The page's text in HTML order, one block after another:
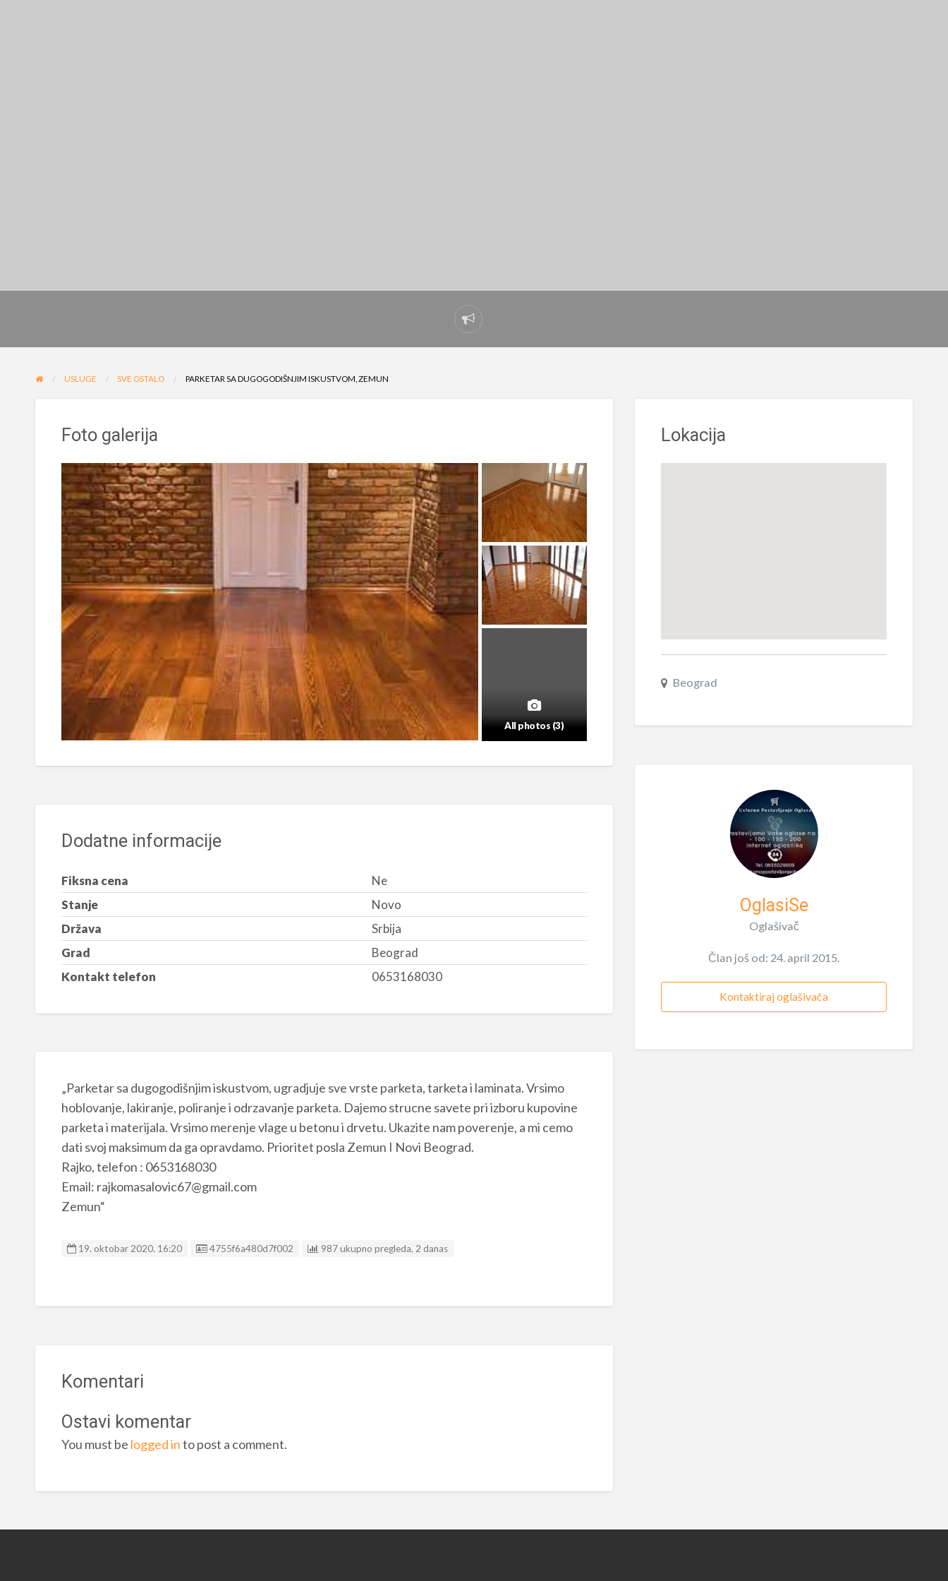
Prijavi
problem
USLUGE SVE OSTALO PARKETAR SA DUGOGODIŠNJIM ISKUSTVOM, ZEMUN
Foto galerija
All photos (3)
Dodatne informacije
Fiksna cena
Ne
Stanje
Novo
Država
Srbija
Grad
Beograd
Kontakt telefon
0653168030
„Parketar sa dugogodišnjim iskustvom, ugradjuje sve vrste parketa, tarketa i laminata. Vrsimo
hoblovanje, lakiranje, poliranje i odrzavanje parketa. Dajemo strucne savete pri izboru kupovine
parketa i materijala. Vrsimo merenje vlage u betonu i drvetu. Ukazite nam poverenje, a mi cemo
dati svoj maksimum da ga opravdamo. Prioritet posla Zemun I Novi Beograd.
Rajko, telefon : 0653168030
Email: rajkomasalovic67@gmail.com
Zemun“
19. oktobar 2020. 16:20 Listing ID
4755f6a480d7f002 987 ukupno pregleda, 2 danas
Komentari
Ostavi komentar
You must be logged into post a comment.
Lokacija
Beograd
OglasiSe
Oglašivač
Član još od: 24. april 2015.
Kontaktiraj oglašivača